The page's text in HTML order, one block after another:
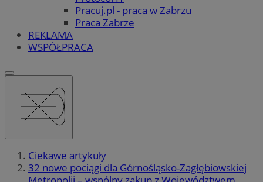
Pracuj.pl - praca w Zabrzu
Praca Zabrze
REKLAMA
WSPÓŁPRACA
Ciekawe artykuły
32 nowe pociągi dla Górnośląsko-Zagłębiowskiej